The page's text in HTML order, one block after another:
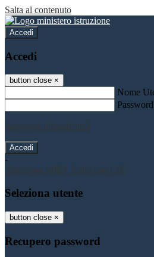
Salta al contenuto
Accedi
Accedi
button close ×
Nome
Password
Password dimenticata?
-
Entra con SPID
Entra con CIE
Seleziona utente
button close ×
Recupero password